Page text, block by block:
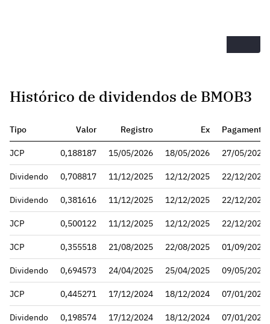
Histórico de dividendos de BMOB3
Tipo Valor Registro Ex Pagamento
JCP 0,188187 15/05/2026 18/05/2026 27/05/2026
Dividendo 0,708817 11/12/2025 12/12/2025 22/12/2025
Dividendo 0,381616 11/12/2025 12/12/2025 22/12/2025
JCP 0,500122 11/12/2025 12/12/2025 22/12/2025
JCP 0,355518 21/08/2025 22/08/2025 01/09/2025
Dividendo 0,694573 24/04/2025 25/04/2025 09/05/2025
JCP 0,445271 17/12/2024 18/12/2024 07/01/2025
Dividendo 0,198574 17/12/2024 18/12/2024 07/01/2025